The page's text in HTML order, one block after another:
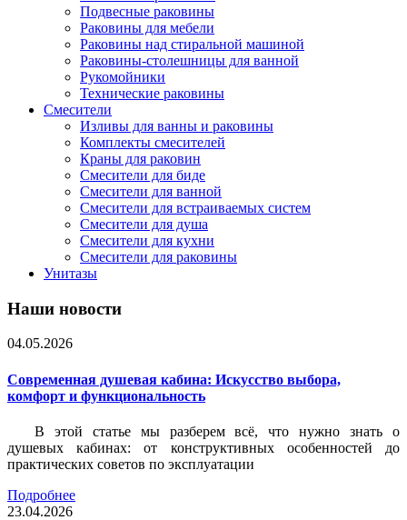
Подвесные раковины
Раковины для мебели
Раковины над стиральной машиной
Раковины-столешницы для ванной
Рукомойники
Технические раковины
Смесители
Изливы для ванны и раковины
Комплекты смесителей
Краны для раковин
Смесители для биде
Смесители для ванной
Смесители для встраиваемых систем
Смесители для душа
Смесители для кухни
Смесители для раковины
Унитазы
Наши новости
04.05.2026
Современная душевая кабина: Искусство выбора,
комфорт и функциональность
В этой статье мы разберем всё, что нужно знать о
душевых кабинах: от конструктивных особенностей до
практических советов по эксплуатации
Подробнее
23.04.2026